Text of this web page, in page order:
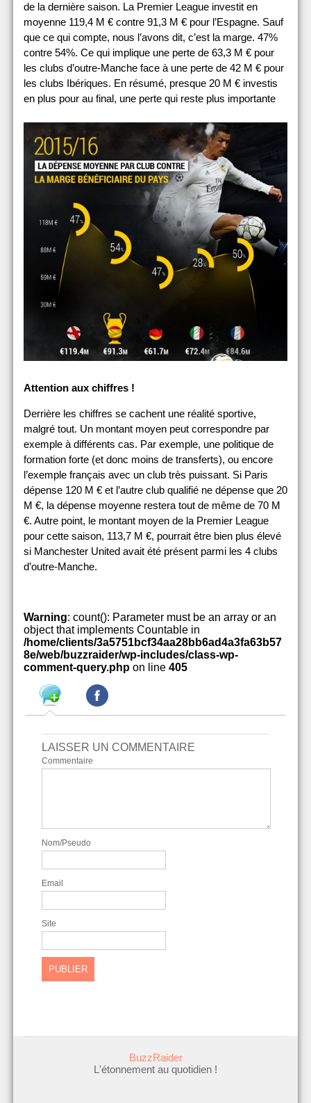
de la dernière saison. La Premier League investit en
moyenne 119,4 M € contre 91,3 M € pour l’Espagne. Sauf
que ce qui compte, nous l’avons dit, c’est la marge. 47%
contre 54%. Ce qui implique une perte de 63,3 M € pour
les clubs d’outre-Manche face à une perte de 42 M € pour
les clubs Ibériques. En résumé, presque 20 M € investis
en plus pour au final, une perte qui reste plus importante
Attention aux chiffres !
Derrière les chiffres se cachent une réalité sportive,
malgré tout. Un montant moyen peut correspondre par
exemple à différents cas. Par exemple, une politique de
formation forte (et donc moins de transferts), ou encore
l’exemple français avec un club très puissant. Si Paris
dépense 120 M € et l’autre club qualifié ne dépense que 20
M €, la dépense moyenne restera tout de même de 70 M
€. Autre point, le montant moyen de la Premier League
pour cette saison, 113,7 M €, pourrait être bien plus élevé
si Manchester United avait été présent parmi les 4 clubs
d’outre-Manche.
Warning: count(): Parameter must be an array or an
object that implements Countable in
/home/clients/3a5751bcf34aa28bb6ad4a3fa63b57
8e/web/buzzraider/wp-includes/class-wp-
comment-query.php on line 405
LAISSER UN COMMENTAIRE
Commentaire
Nom/Pseudo
Email
Site
BuzzRaider
L'étonnement au quotidien !